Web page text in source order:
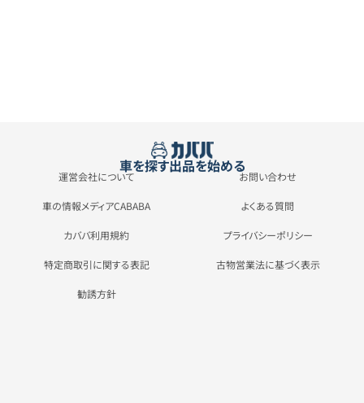
車を探す出品を始める
運営会社について お問い合わせ
車の情報メディアCABABA よくある質問
カババ利用規約 プライバシーポリシー
特定商取引に関する表記 古物営業法に基づく表示
勧誘方針